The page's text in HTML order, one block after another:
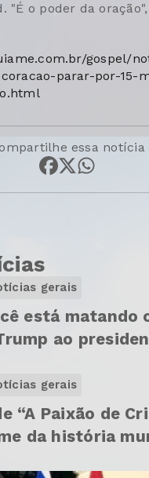
"É o poder da
gospel/
parar-por-15-
essa notícia
gerais
está matando
ao
gerais
“A Paixão de
da história